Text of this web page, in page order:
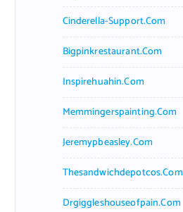
Cinderella-Support.com
Bigpinkrestaurant.com
Inspirehuahin.com
Memmingerspainting.com
Jeremypbeasley.com
Thesandwichdepotcos.com
Drgiggleshouseofpain.com